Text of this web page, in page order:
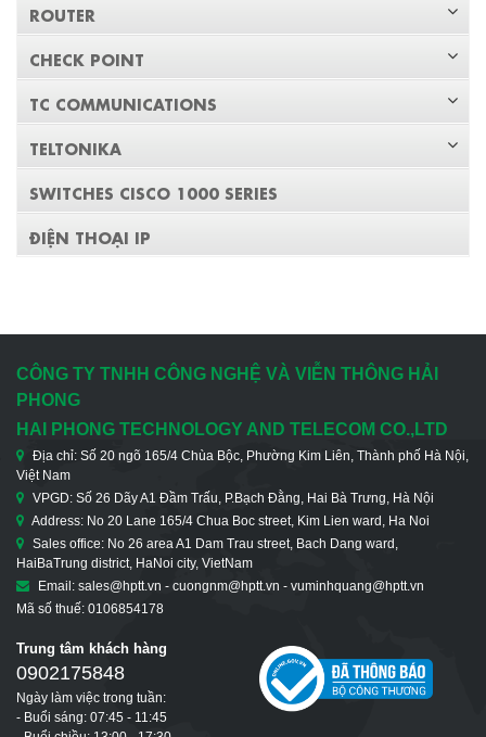
ROUTER
CHECK POINT
TC COMMUNICATIONS
TELTONIKA
SWITCHES CISCO 1000 SERIES
ĐIỆN THOẠI IP
CÔNG TY TNHH CÔNG NGHỆ VÀ VIỄN THÔNG HẢI
PHONG
HAI PHONG TECHNOLOGY AND TELECOM CO.,LTD
Địa chỉ: Số 20 ngõ 165/4 Chùa Bộc, Phường Kim Liên, Thành phố Hà Nội,
Việt Nam
VPGD: Số 26 Dãy A1 Đầm Trấu, P.Bạch Đằng, Hai Bà Trưng, Hà Nội
Address: No 20 Lane 165/4 Chua Boc street, Kim Lien ward, Ha Noi
Sales office: No 26 area A1 Dam Trau street, Bach Dang ward,
HaiBaTrung district, HaNoi city, VietNam
Email: sales@hptt.vn - cuongnm@hptt.vn - vuminhquang@hptt.vn
Mã số thuế: 0106854178
Trung tâm khách hàng
0902175848
Ngày làm việc trong tuần:
- Buổi sáng: 07:45 - 11:45